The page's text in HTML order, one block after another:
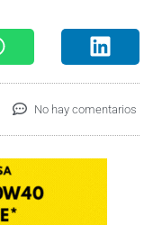
No hay comentarios